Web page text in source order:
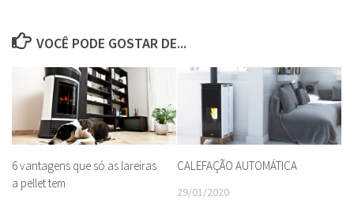
VOCÊ PODE GOSTAR DE...
6 vantagens que só as lareiras
a pellet tem
CALEFAÇÃO AUTOMÁTICA
29/01/2020